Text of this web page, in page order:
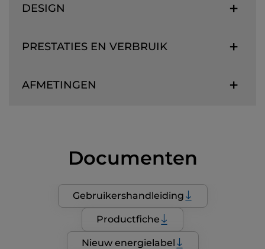
DESIGN
PRESTATIES EN VERBRUIK
AFMETINGEN
Documenten
Gebruikershandleiding
Productfiche
Nieuw energielabel